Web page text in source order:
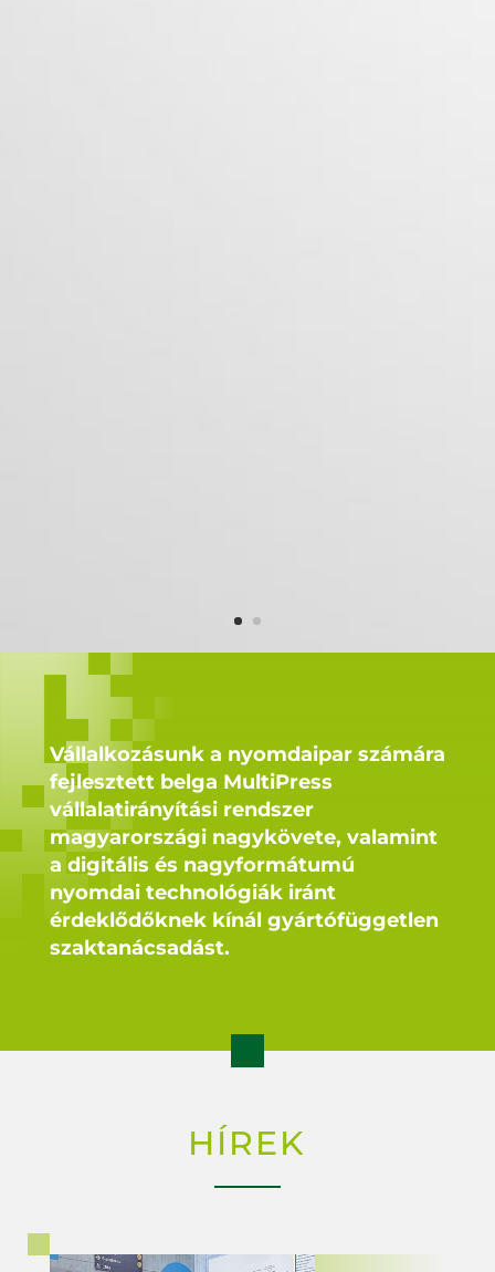
Vállalkozásunk a nyomdaipar számára
fejlesztett belga MultiPress
vállalatirányítási rendszer
magyarországi nagykövete, valamint
a digitális és nagyformátumú
nyomdai technológiák iránt
érdeklődőknek kínál gyártófüggetlen
szaktanácsadást.

HÍREK